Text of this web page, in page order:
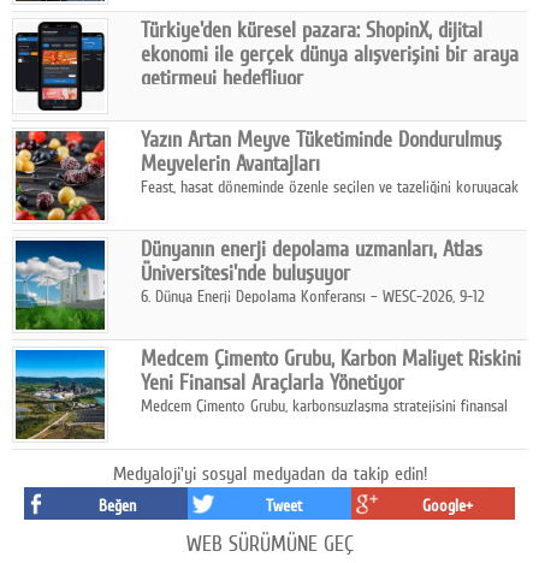
Turkish Bank'ın ticaret unvanının “Freedom Bank A.Ş.” olmasına
karar verildi.
Türkiye'den küresel pazara: ShopinX, dijital
ekonomi ile gerçek dünya alışverişini bir araya
getirmeyi hedefliyor
ekonomi ile gerçek dünya alışveriş deneyimi arasında köprü
kurmayı hedefleyen vizyonuyla uluslararası pazarlara açılıyor.
Yazın Artan Meyve Tüketiminde Dondurulmuş
Meyvelerin Avantajları
Feast, hasat döneminde özenle seçilen ve tazeliğini koruyacak
pratik, güvenilir ve lezzetli bir alternatif sunuyor.
Dünyanın enerji depolama uzmanları, Atlas
Üniversitesi'nde buluşuyor
6. Dünya Enerji Depolama Konferansı – WESC-2026, 9-12
sahipliğinde gerçekleştirilecek.
Medcem Çimento Grubu, Karbon Maliyet Riskini
Yeni Finansal Araçlarla Yönetiyor
Medcem Çimento Grubu, karbonsuzlaşma stratejisini finansal
Medyaloji'yi sosyal medyadan da takip edin!
Beğen Tweet Google+
WEB SÜRÜMÜNE GEÇ